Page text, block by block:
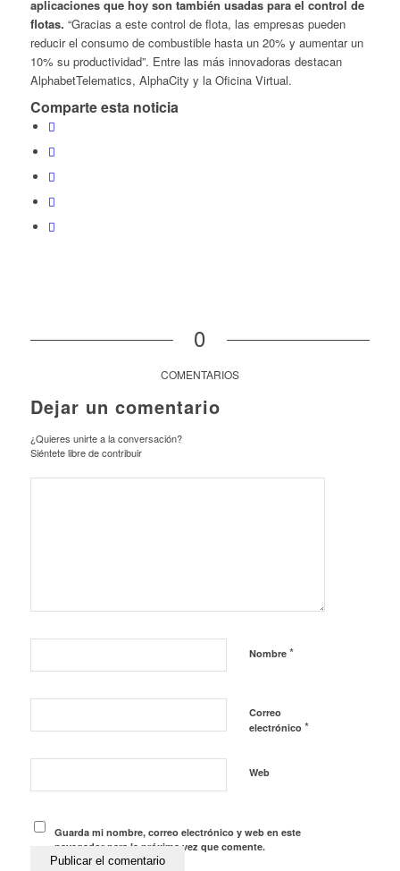
aplicaciones que hoy son también usadas para el control de
flotas. “Gracias a este control de flota, las empresas pueden
reducir el consumo de combustible hasta un 20% y aumentar un
10% su productividad”. Entre las más innovadoras destacan
AlphabetTelematics, AlphaCity y la Oficina Virtual.
Comparte esta noticia
0
COMENTARIOS
Dejar un comentario
¿Quieres unirte a la conversación?
Siéntete libre de contribuir
Nombre *
Correo
electrónico *
Web
Guarda mi nombre, correo electrónico y web en este
navegador para la próxima vez que comente.